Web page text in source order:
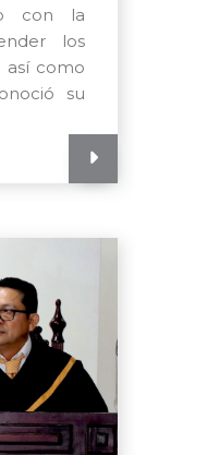
con la
los
así como
su